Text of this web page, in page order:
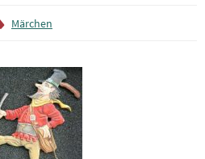
Märchen